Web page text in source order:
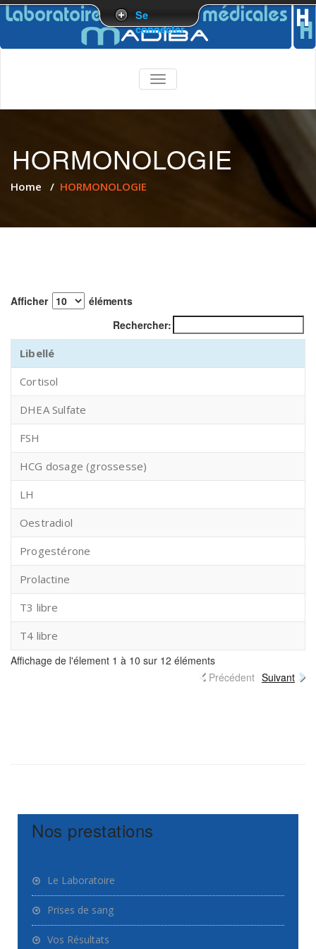
TOGGLE
NAVIGATION
HORMONOLOGIE
Home / HORMONOLOGIE
Afficher
éléments
Rechercher:
Libellé
Cortisol
DHEA Sulfate
FSH
HCG dosage (grossesse)
LH
Oestradiol
Progestérone
Prolactine
T3 libre
T4 libre
Affichage de l'élement 1 à 10 sur 12 éléments
Précédent Suivant
Nos prestations
Le Laboratoire
Prises de sang
Vos Résultats
Se
connecter